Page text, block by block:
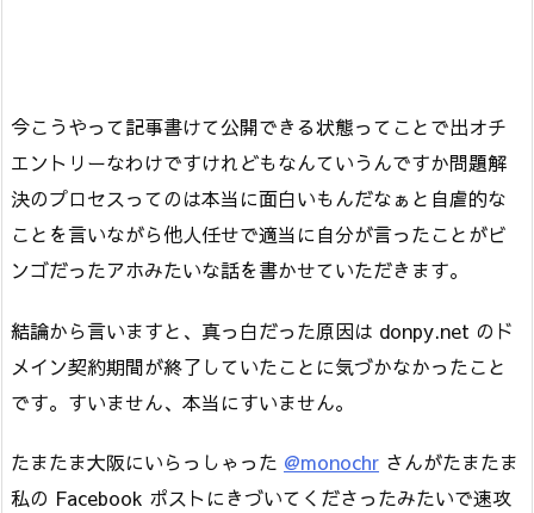
今こうやって記事書けて公開できる状態ってことで出オチ
エントリーなわけですけれどもなんていうんですか問題解
決のプロセスってのは本当に面白いもんだなぁと自虐的な
ことを言いながら他人任せで適当に自分が言ったことがビ
ンゴだったアホみたいな話を書かせていただきます。
結論から言いますと、真っ白だった原因は donpy.net のド
メイン契約期間が終了していたことに気づかなかったこと
です。すいません、本当にすいません。
たまたま大阪にいらっしゃった @monochr さんがたまたま
私の Facebook ポストにきづいてくださったみたいで速攻